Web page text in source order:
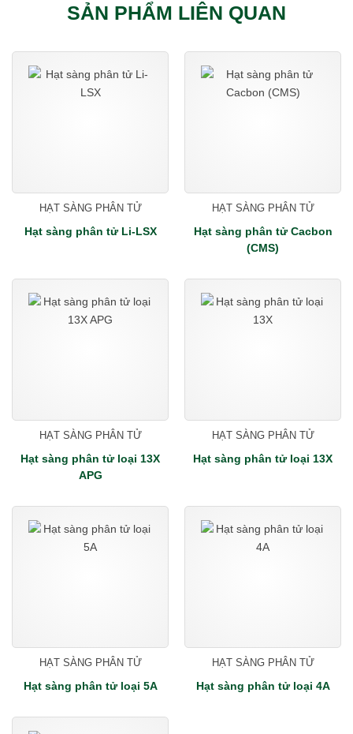
SẢN PHẨM LIÊN QUAN
HẠT SÀNG PHÂN TỬ
Hạt sàng phân tử Li-LSX
HẠT SÀNG PHÂN TỬ
Hạt sàng phân tử Cacbon
(CMS)
HẠT SÀNG PHÂN TỬ
Hạt sàng phân tử loại 13X
APG
HẠT SÀNG PHÂN TỬ
Hạt sàng phân tử loại 13X
HẠT SÀNG PHÂN TỬ
Hạt sàng phân tử loại 5A
HẠT SÀNG PHÂN TỬ
Hạt sàng phân tử loại 4A